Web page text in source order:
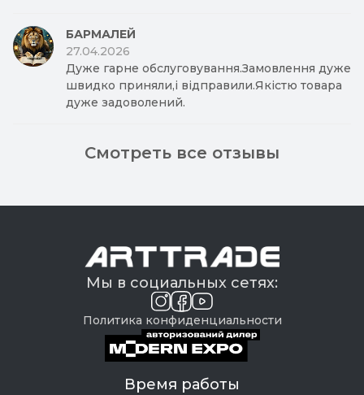
БАРМАЛЕЙ
27.04.2026
Дуже гарне обслуговування.Замовлення дуже
швидко приняли,і відправили.Якістю товара
дуже задоволений.
Смотреть все отзывы
Мы в социальных сетях:
Политика конфиденциальности
Время работы